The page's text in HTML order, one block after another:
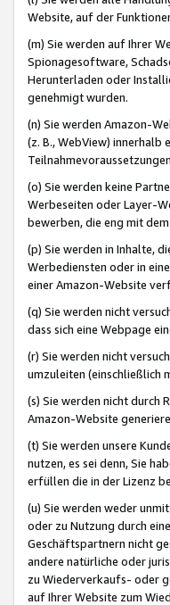
Website, auf der
(m) Sie werden auf Ihrer
Spionagesoftware,
Herunterladen oder
genehmigt wurden.
(n) Sie werden Amazon-
(z. B., WebView)
(o) Sie werden keine
Werbeseiten oder Layer-
bewerben, die eng mit
(p) Sie werden in Inhalte,
Werbediensten oder in
einer Amazon-Website
(q) Sie werden nicht
dass sich eine Webpage
(r) Sie werden nicht
umzuleiten (einschließlich
(s) Sie werden nicht durch
Amazon-Website
(t) Sie werden unsere
nutzen, es sei denn, Sie
erfüllen die in der Lizenz
(u) Sie werden weder
oder zu Nutzung durch
Geschäftspartnern nicht
andere natürliche oder
zu Wiederverkaufs- oder
auf Ihrer Website zum